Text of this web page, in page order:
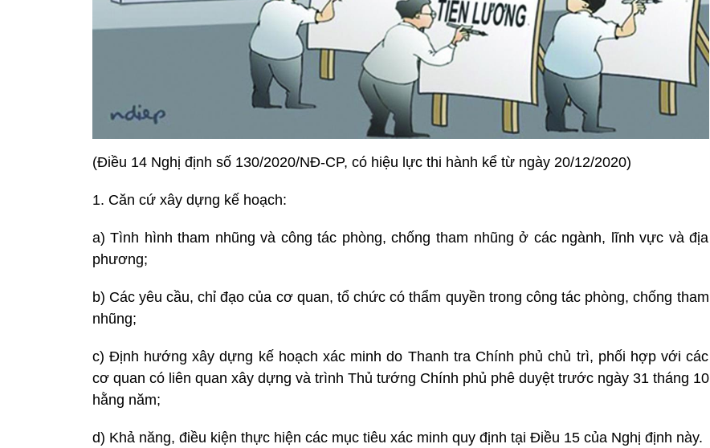
(Điều 14 Nghị định số 130/2020/NĐ-CP, có hiệu lực thi hành kể từ ngày 20/12/2020)
1. Căn cứ xây dựng kế hoạch:
a) Tình hình tham nhũng và công tác phòng, chống tham nhũng ở các ngành, lĩnh vực và địa
phương;
b) Các yêu cầu, chỉ đạo của cơ quan, tổ chức có thẩm quyền trong công tác phòng, chống tham
nhũng;
c) Định hướng xây dựng kế hoạch xác minh do Thanh tra Chính phủ chủ trì, phối hợp với các
cơ quan có liên quan xây dựng và trình Thủ tướng Chính phủ phê duyệt trước ngày 31 tháng 10
hằng năm;
d) Khả năng, điều kiện thực hiện các mục tiêu xác minh quy định tại Điều 15 của Nghị định này.